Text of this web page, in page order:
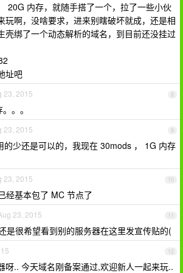
20G 内存，就随手搭了一个，拉了一些小伙
玩啊，没啥要求，进来别瞎破坏就成，还是相
壳绑了一个动态解析的域名，到目前还没挂过
址吧
8
23, 2015
。。
9
23, 2015
的少还是可以的，我现在 30mods ， 1G 内存
10
23, 2015
经基本包了 MC 节点了
11
23, 2015
是很希望看到别的服务器在这里发宣传贴的(
12
呀.. 今天域名刚备案通过,欢迎新人一起来玩..